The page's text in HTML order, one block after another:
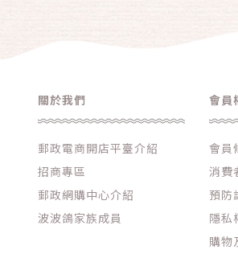
免運專區
品牌總攬
中秋特價活動
母親節專區
關於我們
郵政電商開店平臺介紹
招商專區
郵政網購中心介紹
波波鴿家族成員
會員
會員
消費
預防
隱私
購物